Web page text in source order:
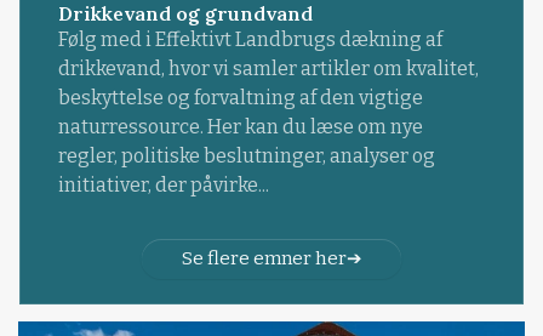
Drikkevand og grundvand
Følg med i Effektivt Landbrugs dækning af
drikkevand, hvor vi samler artikler om kvalitet,
beskyttelse og forvaltning af den vigtige
naturressource. Her kan du læse om nye
regler, politiske beslutninger, analyser og
initiativer, der påvirke...
Se flere emner her